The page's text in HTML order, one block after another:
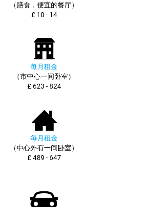
（膳食，便宜的餐厅）
£ 10 - 14
每月租金
（市中心一间卧室）
£ 623 - 824
每月租金
（中心外有一间卧室）
£ 489 - 647